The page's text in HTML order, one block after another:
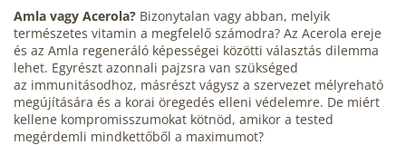
Amla vagy Acerola? Bizonytalan vagy abban, melyik
természetes vitamin a megfelelő számodra? Az Acerola ereje
és az Amla regeneráló képességei közötti választás dilemma
lehet. Egyrészt azonnali pajzsra van szükséged
az immunitásodhoz, másrészt vágysz a szervezet mélyreható
megújítására és a korai öregedés elleni védelemre. De miért
kellene kompromisszumokat kötnöd, amikor a tested
megérdemli mindkettőből a maximumot?